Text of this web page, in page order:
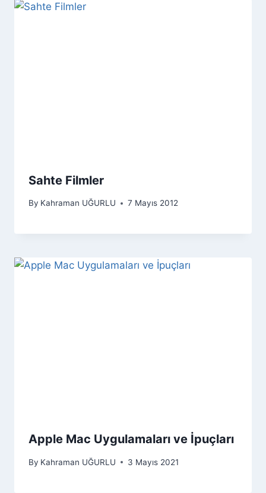
Sahte Filmler
By Kahraman UĞURLU 7 Mayıs 2012
Apple Mac Uygulamaları ve İpuçları
By Kahraman UĞURLU 3 Mayıs 2021